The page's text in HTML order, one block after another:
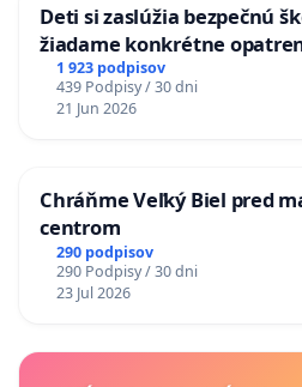
Deti si zaslúžia bezpečnú
žiadame konkrétne
situácie v školstve
1 923 podpisov
439 Podpisy / 30 dni
21 Jun 2026
Chráňme Veľký Biel pred
centrom
290 podpisov
290 Podpisy / 30 dni
23 Jul 2026